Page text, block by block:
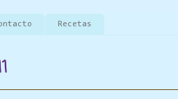
Recetas